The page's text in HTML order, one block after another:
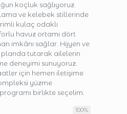
koçluk sağlıyoruz.
ve kelebek stillerinde
kulaç odaklı
havuz ortamı dört
imkânı sağlar. Hijyen ve
planda tutarak ailelerin
deneyimi sunuyoruz.
için hemen iletişime
yüzme
birlikte seçelim.
100%